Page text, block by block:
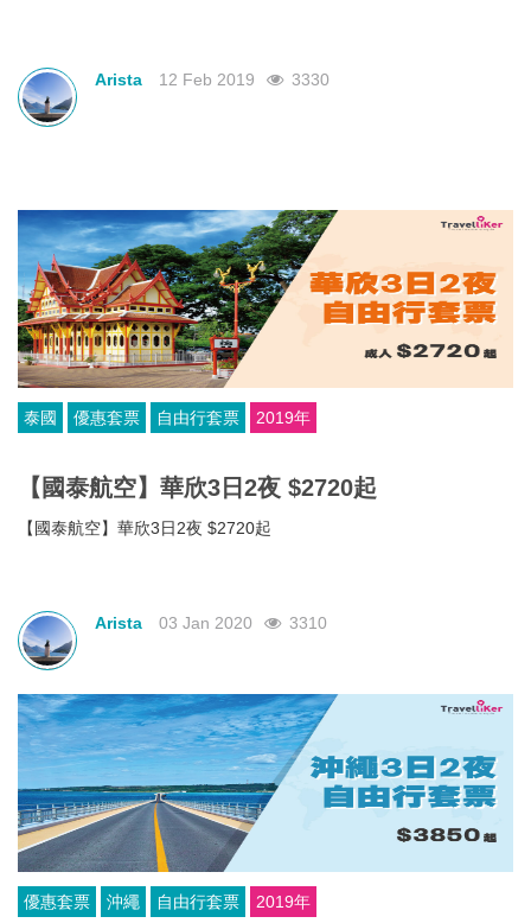
Arista 12 Feb 2019 3330
泰國 優惠套票 自由行套票 2019年
【國泰航空】華欣3日2夜 $2720起
【國泰航空】華欣3日2夜 $2720起
Arista 03 Jan 2020 3310
優惠套票 沖繩 自由行套票 2019年